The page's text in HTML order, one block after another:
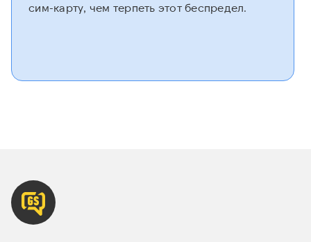
сим-карту, чем терпеть этот беспредел.